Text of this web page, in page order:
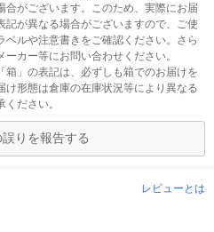
合がございます。このため、実際にお届
記が異なる場合がございますので、ご使
ルや注意書きをご確認ください。さら
カー等にお問い合わせください。
箱」の表記は、必ずしも箱でのお届けを
け形態は倉庫の在庫状況等により異なる
ださい。
りを報告する
レビューとは